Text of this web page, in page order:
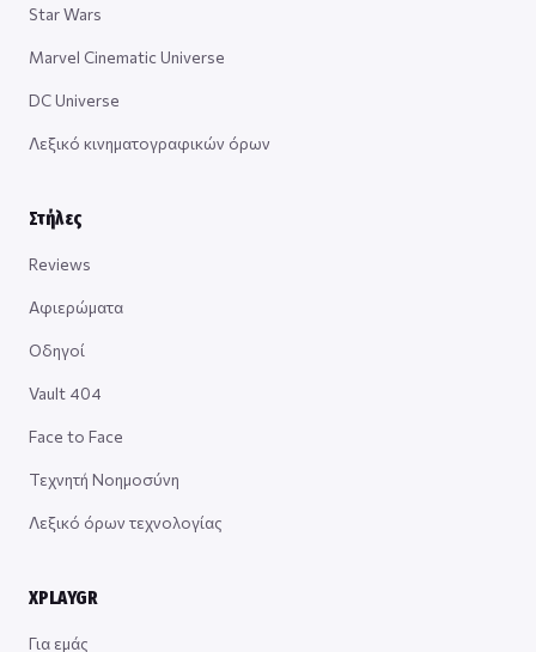
Star Wars
Marvel Cinematic Universe
DC Universe
Λεξικό κινηματογραφικών όρων
Στήλες
Reviews
Αφιερώματα
Οδηγοί
Vault 404
Face to Face
Τεχνητή Νοημοσύνη
Λεξικό όρων τεχνολογίας
XPLAYGR
Για εμάς